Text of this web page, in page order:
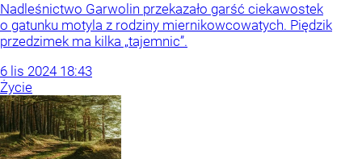
Nadleśnictwo Garwolin przekazało garść ciekawostek
o gatunku motyla z rodziny miernikowcowatych. Piędzik
przedzimek ma kilka „tajemnic”.
6 lis 2024 18:43
Życie